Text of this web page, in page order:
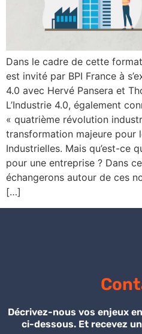
Dans le cadre de cette
est invité par BPI France à
4.0 avec Hervé Pansera et
L’Industrie 4.0, également
« quatrième révolution
transformation majeure pour
Industrielles. Mais qu’est-ce
pour une entreprise ? Dans
échangerons autour de ces
[…]
Décrivez-nous vos enjeux
ci-dessous. Et recevez